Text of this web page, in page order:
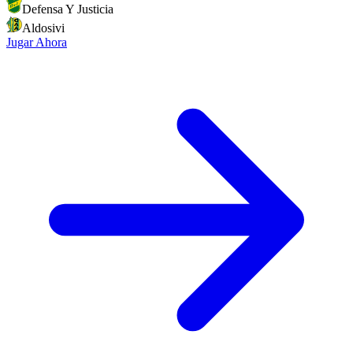
Defensa Y Justicia
Aldosivi
Jugar Ahora